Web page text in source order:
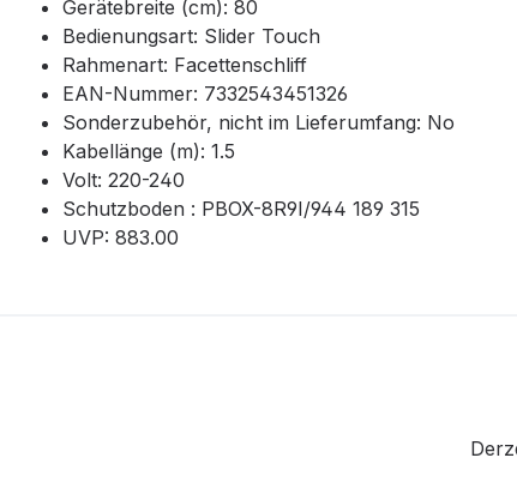
Gerätebreite (cm): 80
Bedienungsart: Slider Touch
Rahmenart: Facettenschliff
EAN-Nummer: 7332543451326
Sonderzubehör, nicht im Lieferumfang: No
Kabellänge (m): 1.5
Volt: 220-240
Schutzboden : PBOX-8R9I/944 189 315
UVP: 883.00